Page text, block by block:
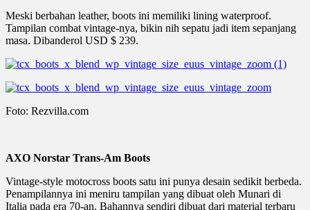
Meski berbahan leather, boots ini memiliki lining waterproof.
Tampilan combat vintage-nya, bikin nih sepatu jadi item sepanjang
masa. Dibanderol USD $ 239.
Foto: Rezvilla.com
AXO Norstar Trans-Am Boots
Vintage-style motocross boots satu ini punya desain sedikit berbeda.
Penampilannya ini meniru tampilan yang dibuat oleh Munari di
Italia pada era 70-an. Bahannya sendiri dibuat dari material terbaru